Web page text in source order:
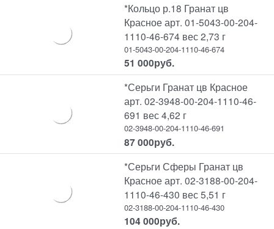
*Кольцо р.18 Гранат цв
Красное арт. 01-5043-00-204-
1110-46-674 вес 2,73 г
01-5043-00-204-1110-46-674
51 000руб.
*Серьги Гранат цв Красное
арт. 02-3948-00-204-1110-46-
691 вес 4,62 г
02-3948-00-204-1110-46-691
87 000руб.
*Серьги Сферы Гранат цв
Красное арт. 02-3188-00-204-
1110-46-430 вес 5,51 г
02-3188-00-204-1110-46-430
104 000руб.